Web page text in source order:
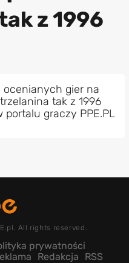
z 1996
ocenianych gier na
tak z 1996
graczy PPE.PL
All rights reserved.
prywatności
Redakcja RSS